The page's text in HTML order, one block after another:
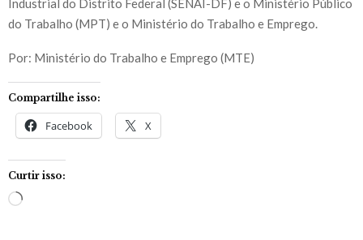
Industrial do Distrito Federal (SENAI-DF) e o Ministério Público
do Trabalho (MPT) e o Ministério do Trabalho e Emprego.
Por: Ministério do Trabalho e Emprego (MTE)
Compartilhe isso:
Facebook X
Curtir isso:
C